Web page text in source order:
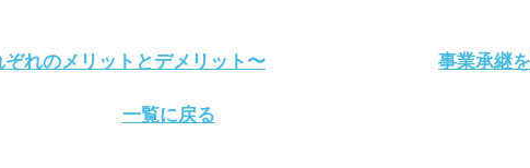
れのメリットとデメリット〜 事業承継
一覧に戻る